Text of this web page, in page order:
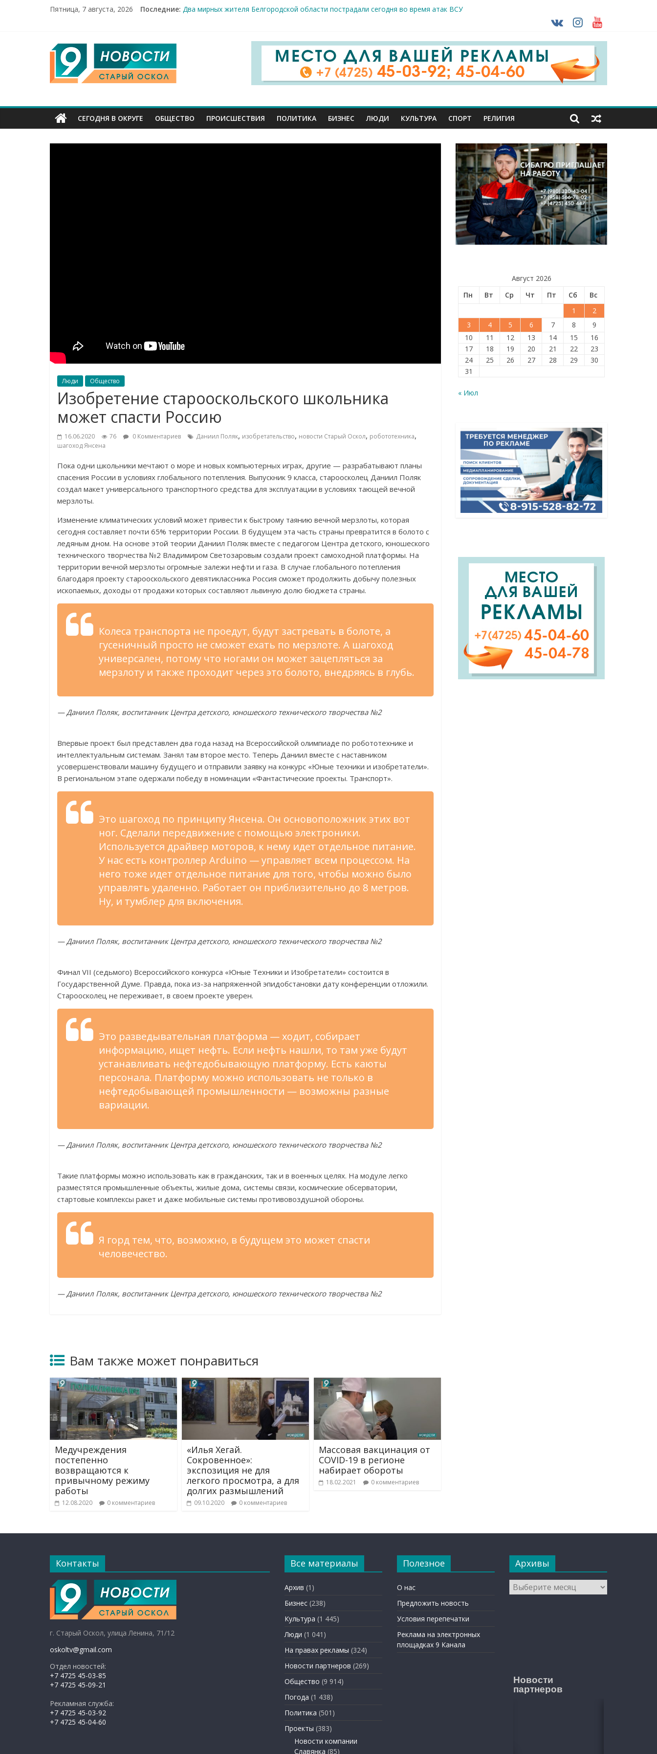
Пятница, 7 августа, 2026 Последние: Два мирных жителя Белгородской области пострадали сегодня во время атак ВСУ
100%-я раскрываемость особо тяжких преступлений: в Старооскольском отделе СК подвели итоги первого полугодия
Рейд по местам несанкционированной торговли: что и где можно продавать без штрафа?
«Купеческие салоны»: старооскольский краеведческий музей приглашает окунуться в прошлое
9
Канал
Старый
Оскол
СЕГОДНЯ В ОКРУГЕ ОБЩЕСТВО ПРОИСШЕСТВИЯ ПОЛИТИКА БИЗНЕС ЛЮДИ КУЛЬТУРА СПОРТ РЕЛИГИЯ
Люди Общество
Изобретение старооскольского школьника
может спасти Россию
16.06.2020 76 0 Комментариев Даниил Поляк, изобретательство, новости Старый Оскол, робототехника,
шагоход Янсена
Пока одни школьники мечтают о море и новых компьютерных играх, другие — разрабатывают планы
спасения России в условиях глобального потепления. Выпускник 9 класса, староосколец Даниил Поляк
создал макет универсального транспортного средства для эксплуатации в условиях тающей вечной
мерзлоты.
Изменение климатических условий может привести к быстрому таянию вечной мерзлоты, которая
сегодня составляет почти 65% территории России. В будущем эта часть страны превратится в болото с
ледяным дном. На основе этой теории Даниил Поляк вместе с педагогом Центра детского, юношеского
технического творчества №2 Владимиром Светозаровым создали проект самоходной платформы. На
территории вечной мерзлоты огромные залежи нефти и газа. В случае глобального потепления
благодаря проекту старооскольского девятиклассника Россия сможет продолжить добычу полезных
ископаемых, доходы от продажи которых составляют львиную долю бюджета страны.
Колеса транспорта не проедут, будут застревать в болоте, а
гусеничный просто не сможет ехать по мерзлоте. А шагоход
универсален, потому что ногами он может зацепляться за
мерзлоту и также проходит через это болото, внедряясь в глубь.
— Даниил Поляк, воспитанник Центра детского, юношеского технического творчества №2
Впервые проект был представлен два года назад на Всероссийской олимпиаде по робототехнике и
интеллектуальным системам. Занял там второе место. Теперь Даниил вместе с наставником
усовершенствовали машину будущего и отправили заявку на конкурс «Юные техники и изобретатели».
В региональном этапе одержали победу в номинации «Фантастические проекты. Транспорт».
Это шагоход по принципу Янсена. Он основоположник этих вот
ног. Сделали передвижение с помощью электроники.
Используется драйвер моторов, к нему идет отдельное питание.
У нас есть контроллер Arduino — управляет всем процессом. На
него тоже идет отдельное питание для того, чтобы можно было
управлять удаленно. Работает он приблизительно до 8 метров.
Ну, и тумблер для включения.
— Даниил Поляк, воспитанник Центра детского, юношеского технического творчества №2
Финал VII (седьмого) Всероссийского конкурса «Юные Техники и Изобретатели» состоится в
Государственной Думе. Правда, пока из-за напряженной эпидобстановки дату конференции отложили.
Староосколец не переживает, в своем проекте уверен.
Это разведывательная платформа — ходит, собирает
информацию, ищет нефть. Если нефть нашли, то там уже будут
устанавливать нефтедобывающую платформу. Есть каюты
персонала. Платформу можно использовать не только в
нефтедобывающей промышленности — возможны разные
вариации.
— Даниил Поляк, воспитанник Центра детского, юношеского технического творчества №2
Такие платформы можно использовать как в гражданских, так и в военных целях. На модуле легко
разместятся промышленные объекты, жилые дома, системы связи, космические обсерватории,
стартовые комплексы ракет и даже мобильные системы противовоздушной обороны.
Я горд тем, что, возможно, в будущем это может спасти
человечество.
— Даниил Поляк, воспитанник Центра детского, юношеского технического творчества №2
Вам также может понравиться
Медучреждения
постепенно
возвращаются к
привычному режиму
работы
12.08.2020 0 комментариев
«Илья Хегай.
Сокровенное»:
экспозиция не для
легкого просмотра, а для
долгих размышлений
09.10.2020 0 комментариев
Массовая вакцинация от
COVID-19 в регионе
набирает обороты
18.02.2021 0 комментариев
Август 2026
Пн
Вт Ср Чт Пт Сб
Вс
1
2
3
4 5 6 7 8
9
10
11 12 13 14 15
16
17
18 19 20 21 22
23
24
25 26 27 28 29
30
31
« Июл
Контакты
г. Старый Оскол, улица Ленина, 71/12
oskoltv@gmail.com
Отдел новостей:
+7 4725 45-03-85
+7 4725 45-09-21
Рекламная служба:
+7 4725 45-03-92
+7 4725 45-04-60
Все материалы
Архив (1)
Бизнес (238)
Культура (1 445)
Люди (1 041)
На правах рекламы (324)
Новости партнеров (269)
Общество (9 914)
Погода (1 438)
Политика (501)
Проекты (383)
Новости компании
Славянка (85)
Полезное
О нас
Предложить новость
Условия перепечатки
Реклама на электронных
площадках 9 Канала
Архивы
Архивы
Новости
партнеров